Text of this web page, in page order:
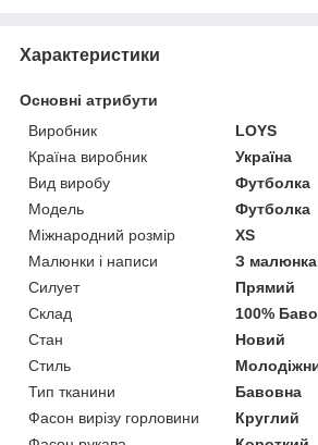
Характеристики
Основні атрибути
Виробник
LOYS
Країна виробник
Україна
Вид виробу
Футболка
Модель
Футболка
Міжнародний розмір
XS
Малюнки і написи
З
Силует
Прямий
Склад
100%
Стан
Новий
Стиль
Тип тканини
Бавовна
Фасон вирізу горловини
Круглий